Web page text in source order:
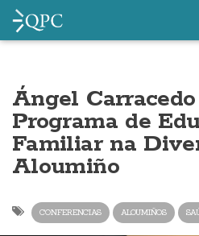
Ángel
Programa de
Familiar na
Aloumiño
CONFERENCIAS ALOUMIÑOS